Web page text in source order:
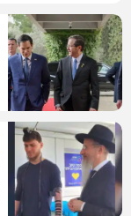
מדיני